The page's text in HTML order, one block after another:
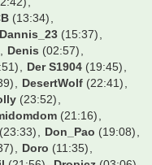
(13:34)
Dannis_23 (15:37)
Denis (02:57)
Der S1904 (19:45)
DesertWolf (22:41)
(23:52)
(21:16)
(23:33) Don_Pao (19:08)
Doro (11:35)